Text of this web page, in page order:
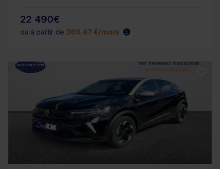
22 490€
ou à partir de 369.47 €/mois